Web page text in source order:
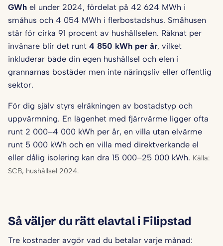
GWh el under 2024, fördelat på 42 624 MWh i
småhus och 4 054 MWh i flerbostadshus. Småhusen
står för cirka 91 procent av hushållselen. Räknat per
invånare blir det runt 4 850 kWh per år, vilket
inkluderar både din egen hushållsel och elen i
grannarnas bostäder men inte näringsliv eller offentlig
sektor.
För dig själv styrs elräkningen av bostadstyp och
uppvärmning. En lägenhet med fjärrvärme ligger ofta
runt 2 000–4 000 kWh per år, en villa utan elvärme
runt 5 000 kWh och en villa med direktverkande el
eller dålig isolering kan dra 15 000–25 000 kWh. Källa:
SCB, hushållsel 2024.
Så väljer du rätt elavtal i Filipstad
Tre kostnader avgör vad du betalar varje månad: